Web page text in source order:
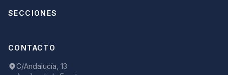
SECCIONES
CONTACTO
C/Andalucía, 13